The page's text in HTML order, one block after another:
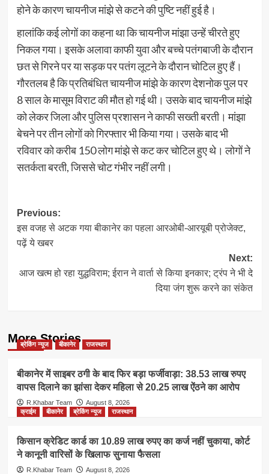
होने के कारण चायनीज मांझे से कटने की पुष्टि नहीं हुई है।
हालांकि कई लोगों का कहना था कि चायनीज मांझा उन्हें चीरते हुए
निकल गया। इसके अलावा काफी युवा और बच्चे पतंगबाजी के दौरान
छत से गिरने पर या सड़क पर पतंग लूटने के दौरान चोटिल हुए हैं।
गौरतलब है कि प्रतिबंधित चायनीज मांझे के कारण देशनोक पुल पर
8 साल के मासूम विराट की मौत हो गई थी। उसके बाद चायनीज मांझे
को लेकर जिला और पुलिस प्रशासन ने काफी सख्ती बरती। मांझा
बेचने पर तीन लोगों को गिरफ्तार भी किया गया। उसके बाद भी
रविवार को करीब 150 लोग मांझे से कट कर चोटिल हुए थे। लोगों ने
सतर्कता बरती, जिससे चोट गंभीर नहीं लगी।
Post
navigation
Previous:
इस वजह से अटक गया बीकानेर का पहला आरओबी-आरयूबी प्रोजेक्ट,
पढ़ें ये खबर
Next:
आज खत्म हो रहा युद्धविराम; ईरान ने वार्ता से किया इनकार; ट्रंप ने भी दे
दिया जंग शुरू करने का संकेत
More Stories
ब्रेकिंग न्यूज बीकानेर राजस्थान
बीकानेर में साइबर ठगी के बाद फिर बड़ा फर्जीवाड़ा: 38.53 लाख रुपए
वापस दिलाने का झांसा देकर महिला से 20.25 लाख ऐंठने का आरोप
R.Khabar Team
August 8, 2026
क्राईम
बीकानेर ब्रेकिंग न्यूज राजस्थान
किसान क्रेडिट कार्ड का 10.89 लाख रुपए का कर्ज नहीं चुकाया, कोर्ट
ने कानूनी वारिसों के खिलाफ सुनाया फैसला
R.Khabar Team August 8, 2026